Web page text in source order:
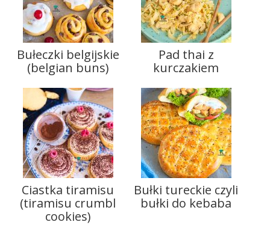
Bułeczki belgijskie
(belgian buns)
Pad thai z
kurczakiem
Ciastka tiramisu
(tiramisu crumbl
cookies)
Bułki tureckie czyli
bułki do kebaba